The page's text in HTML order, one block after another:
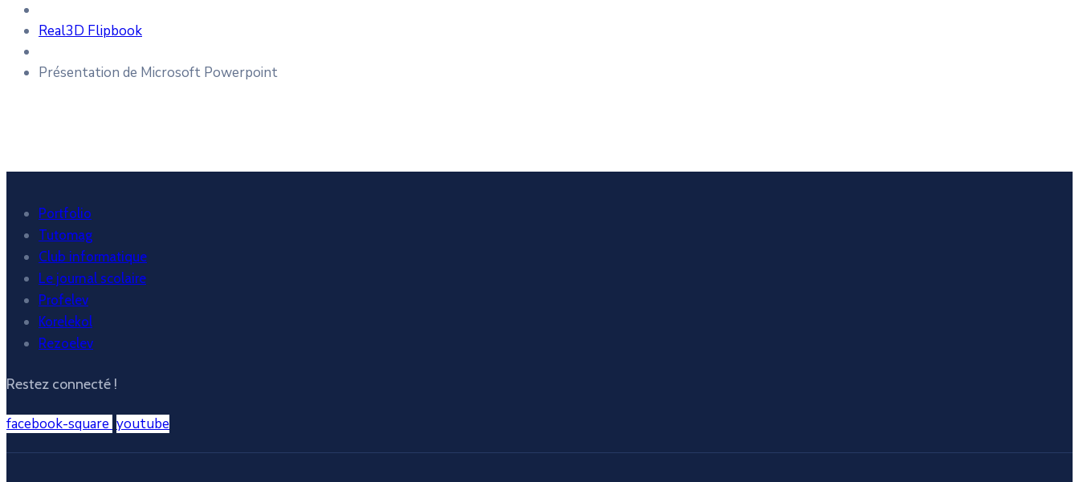
Real3D Flipbook
Présentation de Microsoft Powerpoint
Portfolio
Tutomag
Club informatique
Le journal scolaire
Profelev
Korelekol
Rezoelev
Restez connecté !
facebook-square youtube